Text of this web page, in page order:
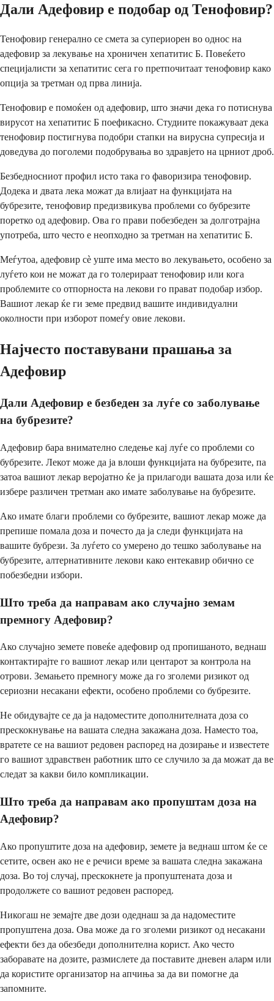
Дали Адефовир е подобар од Тенофовир?
Тенофовир генерално се смета за супериорен во однос на
адефовир за лекување на хроничен хепатитис Б. Повеќето
специјалисти за хепатитис сега го претпочитаат тенофовир како
опција за третман од прва линија.
Тенофовир е помоќен од адефовир, што значи дека го потиснува
вирусот на хепатитис Б поефикасно. Студиите покажуваат дека
тенофовир постигнува подобри стапки на вирусна супресија и
доведува до поголеми подобрувања во здравјето на црниот дроб.
Безбедносниот профил исто така го фаворизира тенофовир.
Додека и двата лека можат да влијаат на функцијата на
бубрезите, тенофовир предизвикува проблеми со бубрезите
поретко од адефовир. Ова го прави побезбеден за долготрајна
употреба, што често е неопходно за третман на хепатитис Б.
Меѓутоа, адефовир сè уште има место во лекувањето, особено за
луѓето кои не можат да го толерираат тенофовир или кога
проблемите со отпорноста на лекови го прават подобар избор.
Вашиот лекар ќе ги земе предвид вашите индивидуални
околности при изборот помеѓу овие лекови.
Најчесто поставувани прашања за
Адефовир
Дали Адефовир е безбеден за луѓе со заболување
на бубрезите?
Адефовир бара внимателно следење кај луѓе со проблеми со
бубрезите. Лекот може да ја влоши функцијата на бубрезите, па
затоа вашиот лекар веројатно ќе ја прилагоди вашата доза или ќе
избере различен третман ако имате заболување на бубрезите.
Ако имате благи проблеми со бубрезите, вашиот лекар може да
препише помала доза и почесто да ја следи функцијата на
вашите бубрези. За луѓето со умерено до тешко заболување на
бубрезите, алтернативните лекови како ентекавир обично се
побезбедни избори.
Што треба да направам ако случајно земам
премногу Адефовир?
Ако случајно земете повеќе адефовир од пропишаното, веднаш
контактирајте го вашиот лекар или центарот за контрола на
отрови. Земањето премногу може да го зголеми ризикот од
сериозни несакани ефекти, особено проблеми со бубрезите.
Не обидувајте се да ја надоместите дополнителната доза со
прескокнување на вашата следна закажана доза. Наместо тоа,
вратете се на вашиот редовен распоред на дозирање и известете
го вашиот здравствен работник што се случило за да можат да ве
следат за какви било компликации.
Што треба да направам ако пропуштам доза на
Адефовир?
Ако пропуштите доза на адефовир, земете ја веднаш штом ќе се
сетите, освен ако не е речиси време за вашата следна закажана
доза. Во тој случај, прескокнете ја пропуштената доза и
продолжете со вашиот редовен распоред.
Никогаш не земајте две дози одеднаш за да надоместите
пропуштена доза. Ова може да го зголеми ризикот од несакани
ефекти без да обезбеди дополнителна корист. Ако често
заборавате на дозите, размислете да поставите дневен аларм или
да користите организатор на апчиња за да ви помогне да
запомните.